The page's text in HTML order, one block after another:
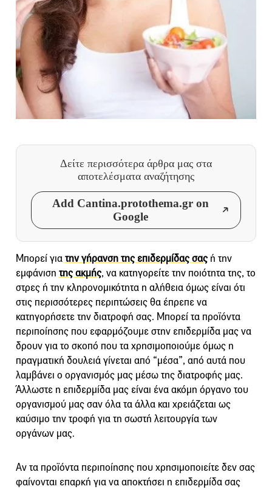
Δείτε περισσότερα άρθρα μας στα
αποτελέσματα αναζήτησης
Add Cantina.protothema.gr on
Google
Μπορεί γιατην γήρανση της επιδερμίδας σας ή την
εμφάνιση της ακμής, να κατηγορείτε την ποιότητα της, το
στρες ή την κληρονομικότητα η αλήθεια όμως είναι ότι
στις περισσότερες περιπτώσεις θα έπρεπε να
κατηγορήσετε την διατροφή σας. Μπορεί τα προϊόντα
περιποίησης που εφαρμόζουμε στην επιδερμίδα μας να
δρουν για το σκοπό που τα χρησιμοποιούμε όμως η
πραγματική δουλειά γίνεται από “μέσα”, από αυτά που
λαμβάνει ο οργανισμός μας μέσω της διατροφής μας.
Άλλωστε η επιδερμίδα μας είναι ένα ακόμη όργανο του
οργανισμού μας σαν όλα τα άλλα και χρειάζεται ως
καύσιμο την τροφή για τη σωστή λειτουργία των
οργάνων μας.
Αν τα προϊόντα περιποίησης που χρησιμοποιείτε δεν σας
φαίνονται επαρκή για να αποκτήσει η επιδερμίδα σας